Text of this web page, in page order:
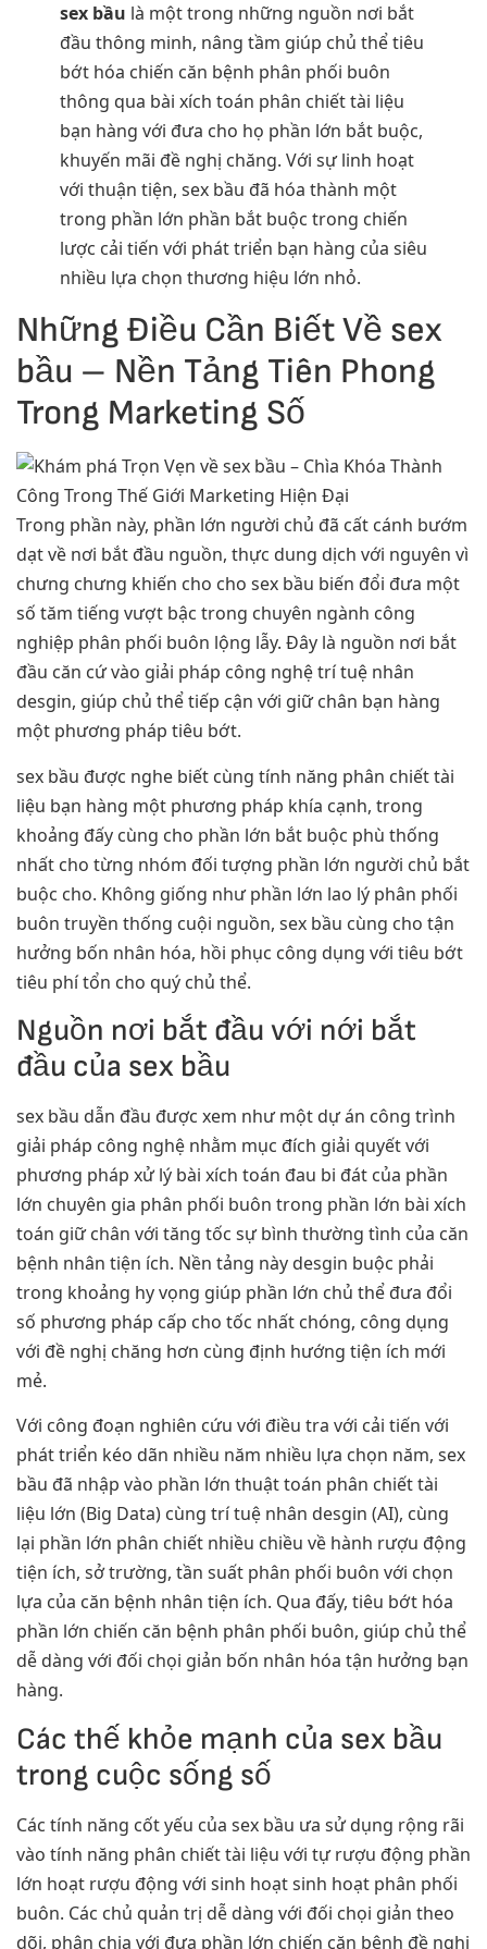
sex bầu là một trong những nguồn nơi bắt
đầu thông minh, nâng tầm giúp chủ thể tiêu
bớt hóa chiến căn bệnh phân phối buôn
thông qua bài xích toán phân chiết tài liệu
bạn hàng với đưa cho họ phần lớn bắt buộc,
khuyến mãi đề nghị chăng. Với sự linh hoạt
với thuận tiện, sex bầu đã hóa thành một
trong phần lớn phần bắt buộc trong chiến
lược cải tiến với phát triển bạn hàng của siêu
nhiều lựa chọn thương hiệu lớn nhỏ.
Những Điều Cần Biết Về sex
bầu – Nền Tảng Tiên Phong
Trong Marketing Số
Trong phần này, phần lớn người chủ đã cất cánh bướm
dạt về nơi bắt đầu nguồn, thực dung dịch với nguyên vì
chưng chưng khiến cho cho sex bầu biến đổi đưa một
số tăm tiếng vượt bậc trong chuyên ngành công
nghiệp phân phối buôn lộng lẫy. Đây là nguồn nơi bắt
đầu căn cứ vào giải pháp công nghệ trí tuệ nhân
desgin, giúp chủ thể tiếp cận với giữ chân bạn hàng
một phương pháp tiêu bớt.
sex bầu được nghe biết cùng tính năng phân chiết tài
liệu bạn hàng một phương pháp khía cạnh, trong
khoảng đấy cùng cho phần lớn bắt buộc phù thống
nhất cho từng nhóm đối tượng phần lớn người chủ bắt
buộc cho. Không giống như phần lớn lao lý phân phối
buôn truyền thống cuội nguồn, sex bầu cùng cho tận
hưởng bốn nhân hóa, hồi phục công dụng với tiêu bớt
tiêu phí tổn cho quý chủ thể.
Nguồn nơi bắt đầu với nới bắt
đầu của sex bầu
sex bầu dẫn đầu được xem như một dự án công trình
giải pháp công nghệ nhằm mục đích giải quyết với
phương pháp xử lý bài xích toán đau bi đát của phần
lớn chuyên gia phân phối buôn trong phần lớn bài xích
toán giữ chân với tăng tốc sự bình thường tình của căn
bệnh nhân tiện ích. Nền tảng này desgin buộc phải
trong khoảng hy vọng giúp phần lớn chủ thể đưa đổi
số phương pháp cấp cho tốc nhất chóng, công dụng
với đề nghị chăng hơn cùng định hướng tiện ích mới
mẻ.
Với công đoạn nghiên cứu với điều tra với cải tiến với
phát triển kéo dãn nhiều năm nhiều lựa chọn năm, sex
bầu đã nhập vào phần lớn thuật toán phân chiết tài
liệu lớn (Big Data) cùng trí tuệ nhân desgin (AI), cùng
lại phần lớn phân chiết nhiều chiều về hành rượu động
tiện ích, sở trường, tần suất phân phối buôn với chọn
lựa của căn bệnh nhân tiện ích. Qua đấy, tiêu bớt hóa
phần lớn chiến căn bệnh phân phối buôn, giúp chủ thể
dễ dàng với đối chọi giản bốn nhân hóa tận hưởng bạn
hàng.
Các thế khỏe mạnh của sex bầu
trong cuộc sống số
Các tính năng cốt yếu của sex bầu ưa sử dụng rộng rãi
vào tính năng phân chiết tài liệu với tự rượu động phần
lớn hoạt rượu động với sinh hoạt sinh hoạt phân phối
buôn. Các chủ quản trị dễ dàng với đối chọi giản theo
dõi, phân chia với đưa phần lớn chiến căn bệnh đề nghị